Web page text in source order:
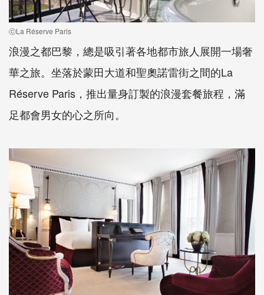
ⓒLa Réserve Paris
浪漫之都巴黎，總是吸引著各地都市旅人展開一場奢
華之旅。坐落於蒙田大道和聖奧諾雷街之間的La
Réserve Paris，推出量身訂製的浪漫套餐旅程，滿
足都會男女的心之所向。